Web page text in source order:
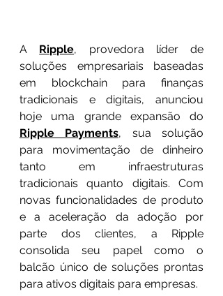
A Ripple, provedora líder de
soluções empresariais baseadas
em blockchain para finanças
tradicionais e digitais, anunciou
Ripple Payments, sua solução
para movimentação de dinheiro
tanto em infraestruturas
tradicionais quanto digitais. Com
novas funcionalidades de produto
e a aceleração da adoção por
parte dos clientes, a Ripple
consolida seu papel como o
balcão único de soluções prontas
para ativos digitais para empresas.